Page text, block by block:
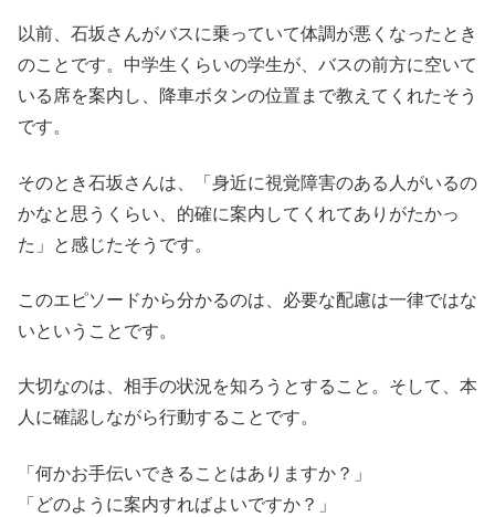
以前、石坂さんがバスに乗っていて体調が悪くなったとき
のことです。中学生くらいの学生が、バスの前方に空いて
いる席を案内し、降車ボタンの位置まで教えてくれたそう
です。
そのとき石坂さんは、「身近に視覚障害のある人がいるの
かなと思うくらい、的確に案内してくれてありがたかっ
た」と感じたそうです。
このエピソードから分かるのは、必要な配慮は一律ではな
いということです。
大切なのは、相手の状況を知ろうとすること。そして、本
人に確認しながら行動することです。
「何かお手伝いできることはありますか？」
「どのように案内すればよいですか？」